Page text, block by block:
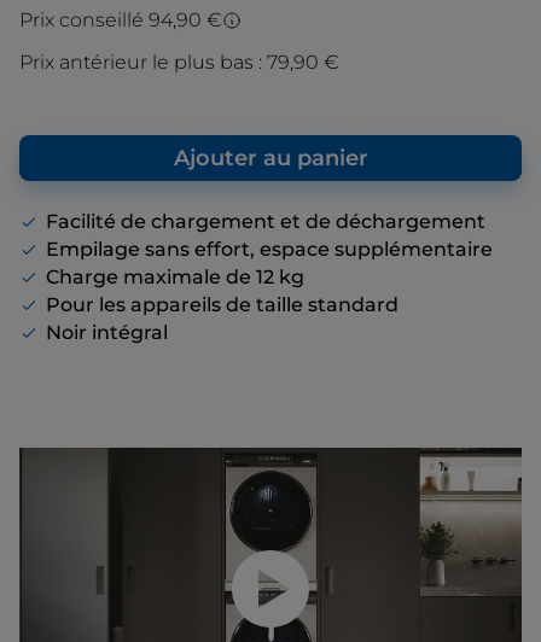
Prezzo più basso in 30 giorni
Lo sconto è calcolato sul prezzo più basso
Prix conseillé 94,90 €
Prix conseillé
vous donne un point de repère par rapport
au prix de vente final que nous vous
affichée.
Prix antérieur le plus bas : 79,90 €
Ajouter au panier
Facilité de chargement et de déchargement
Empilage sans effort, espace supplémentaire
Charge maximale de 12 kg
Pour les appareils de taille standard
Noir intégral
Lancer la vidéo